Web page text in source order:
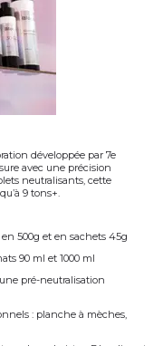
avec une
précision
neutralisants , cette